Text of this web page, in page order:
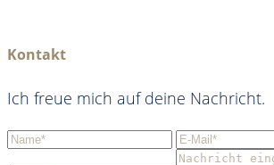
Kontakt
Ich freue mich auf deine Nachricht.